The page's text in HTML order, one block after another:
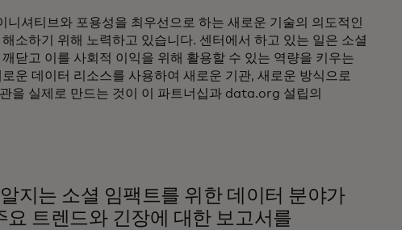
니셔티브와 포용성을 최우선으로 하는 새로운 기술의 의도적인
소하기 위해 노력하고 있습니다. 센터에서 하고 있는 일은 소셜
닫고 이를 사회적 이익을 위해 활용할 수 있는 역량을 키우는
운 데이터 리소스를 사용하여 새로운 기관, 새로운 방식으로
을 실제로 만드는 것이 이 파트너십과 data.org 설립의
지는 소셜 임팩트를 위한 데이터 분야가
요 트렌드와 긴장에 대한 보고서를